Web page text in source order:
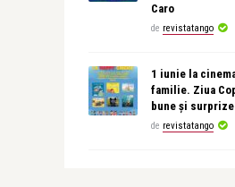
Caro
de revistatango
1 iunie la
familie. Ziua
bune și surprize
de revistatango